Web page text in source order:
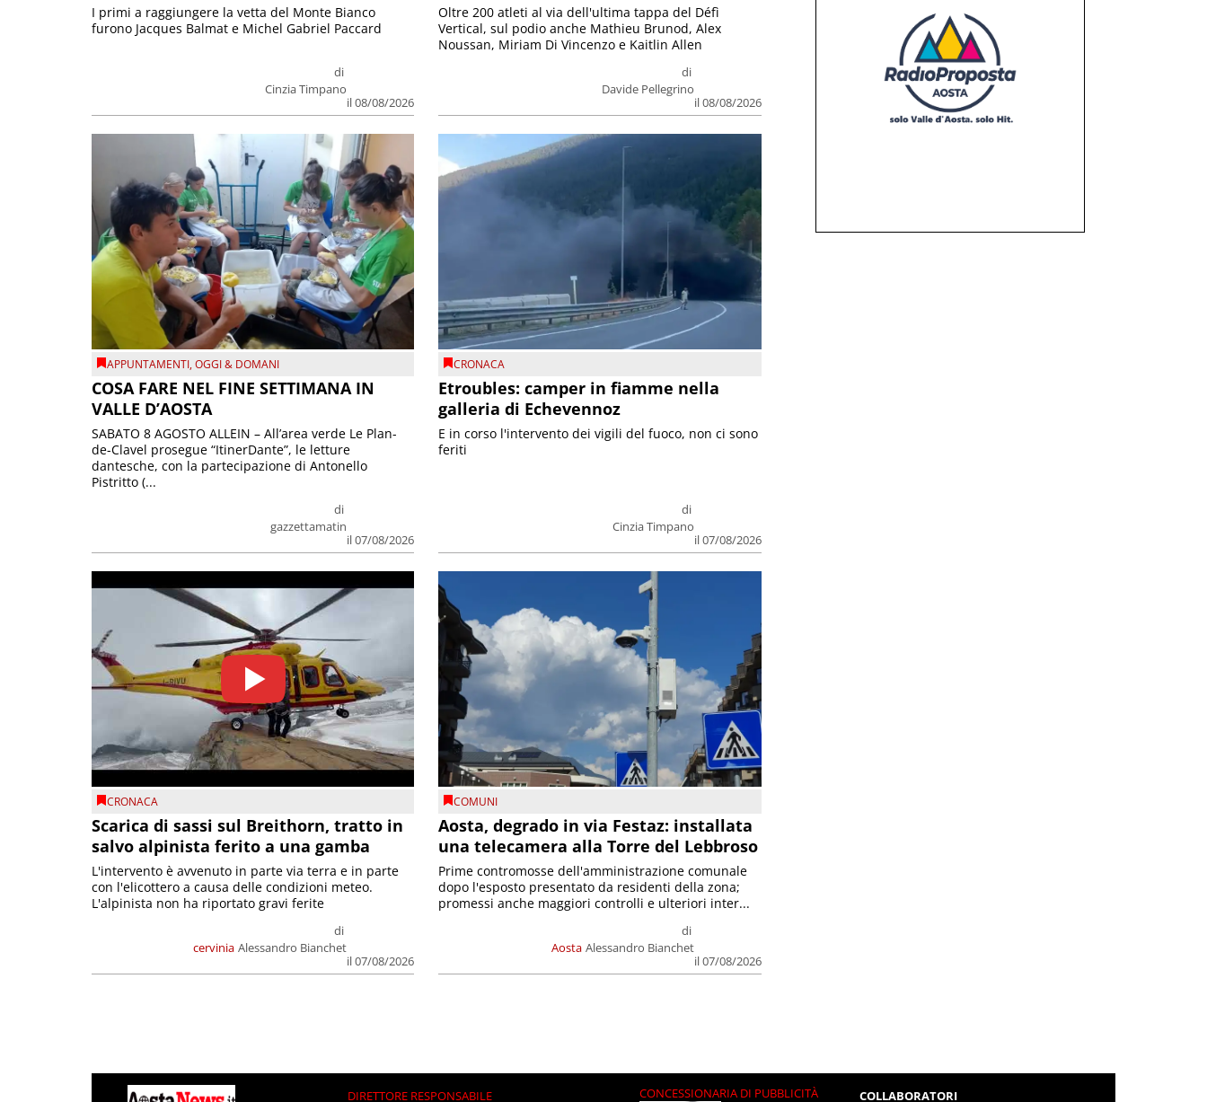
di
Cinzia Timpano
il 08/08/2026
I primi a raggiungere la vetta del Monte Bianco
furono Jacques Balmat e Michel Gabriel Paccard
di
Davide Pellegrino
il 08/08/2026
Oltre 200 atleti al via dell'ultima tappa del Défì
Vertical, sul podio anche Mathieu Brunod, Alex
Noussan, Miriam Di Vincenzo e Kaitlin Allen
APPUNTAMENTI,OGGI & DOMANI
COSA FARE NEL FINE SETTIMANA IN
VALLE D’AOSTA
di
gazzettamatin
il 07/08/2026
SABATO 8 AGOSTO ALLEIN – All’area verde Le Plan-
de-Clavel prosegue “ItinerDante”, le letture
dantesche, con la partecipazione di Antonello
Pistritto (...
CRONACA
Etroubles: camper in fiamme nella
galleria di Echevennoz
di
Cinzia Timpano
il 07/08/2026
E in corso l'intervento dei vigili del fuoco, non ci sono
feriti
CRONACA
Scarica di sassi sul Breithorn, tratto in
salvo alpinista ferito a una gamba
cervinia
di
Alessandro Bianchet
il 07/08/2026
L'intervento è avvenuto in parte via terra e in parte
con l'elicottero a causa delle condizioni meteo.
L'alpinista non ha riportato gravi ferite
COMUNI
Aosta, degrado in via Festaz: installata
una telecamera alla Torre del Lebbroso
Aosta
di
Alessandro Bianchet
il 07/08/2026
Prime contromosse dell'amministrazione comunale
dopo l'esposto presentato da residenti della zona;
promessi anche maggiori controlli e ulteriori inter...
DIRETTORE RESPONSABILE CONCESSIONARIA DI PUBBLICITÀ COLLABORATORI